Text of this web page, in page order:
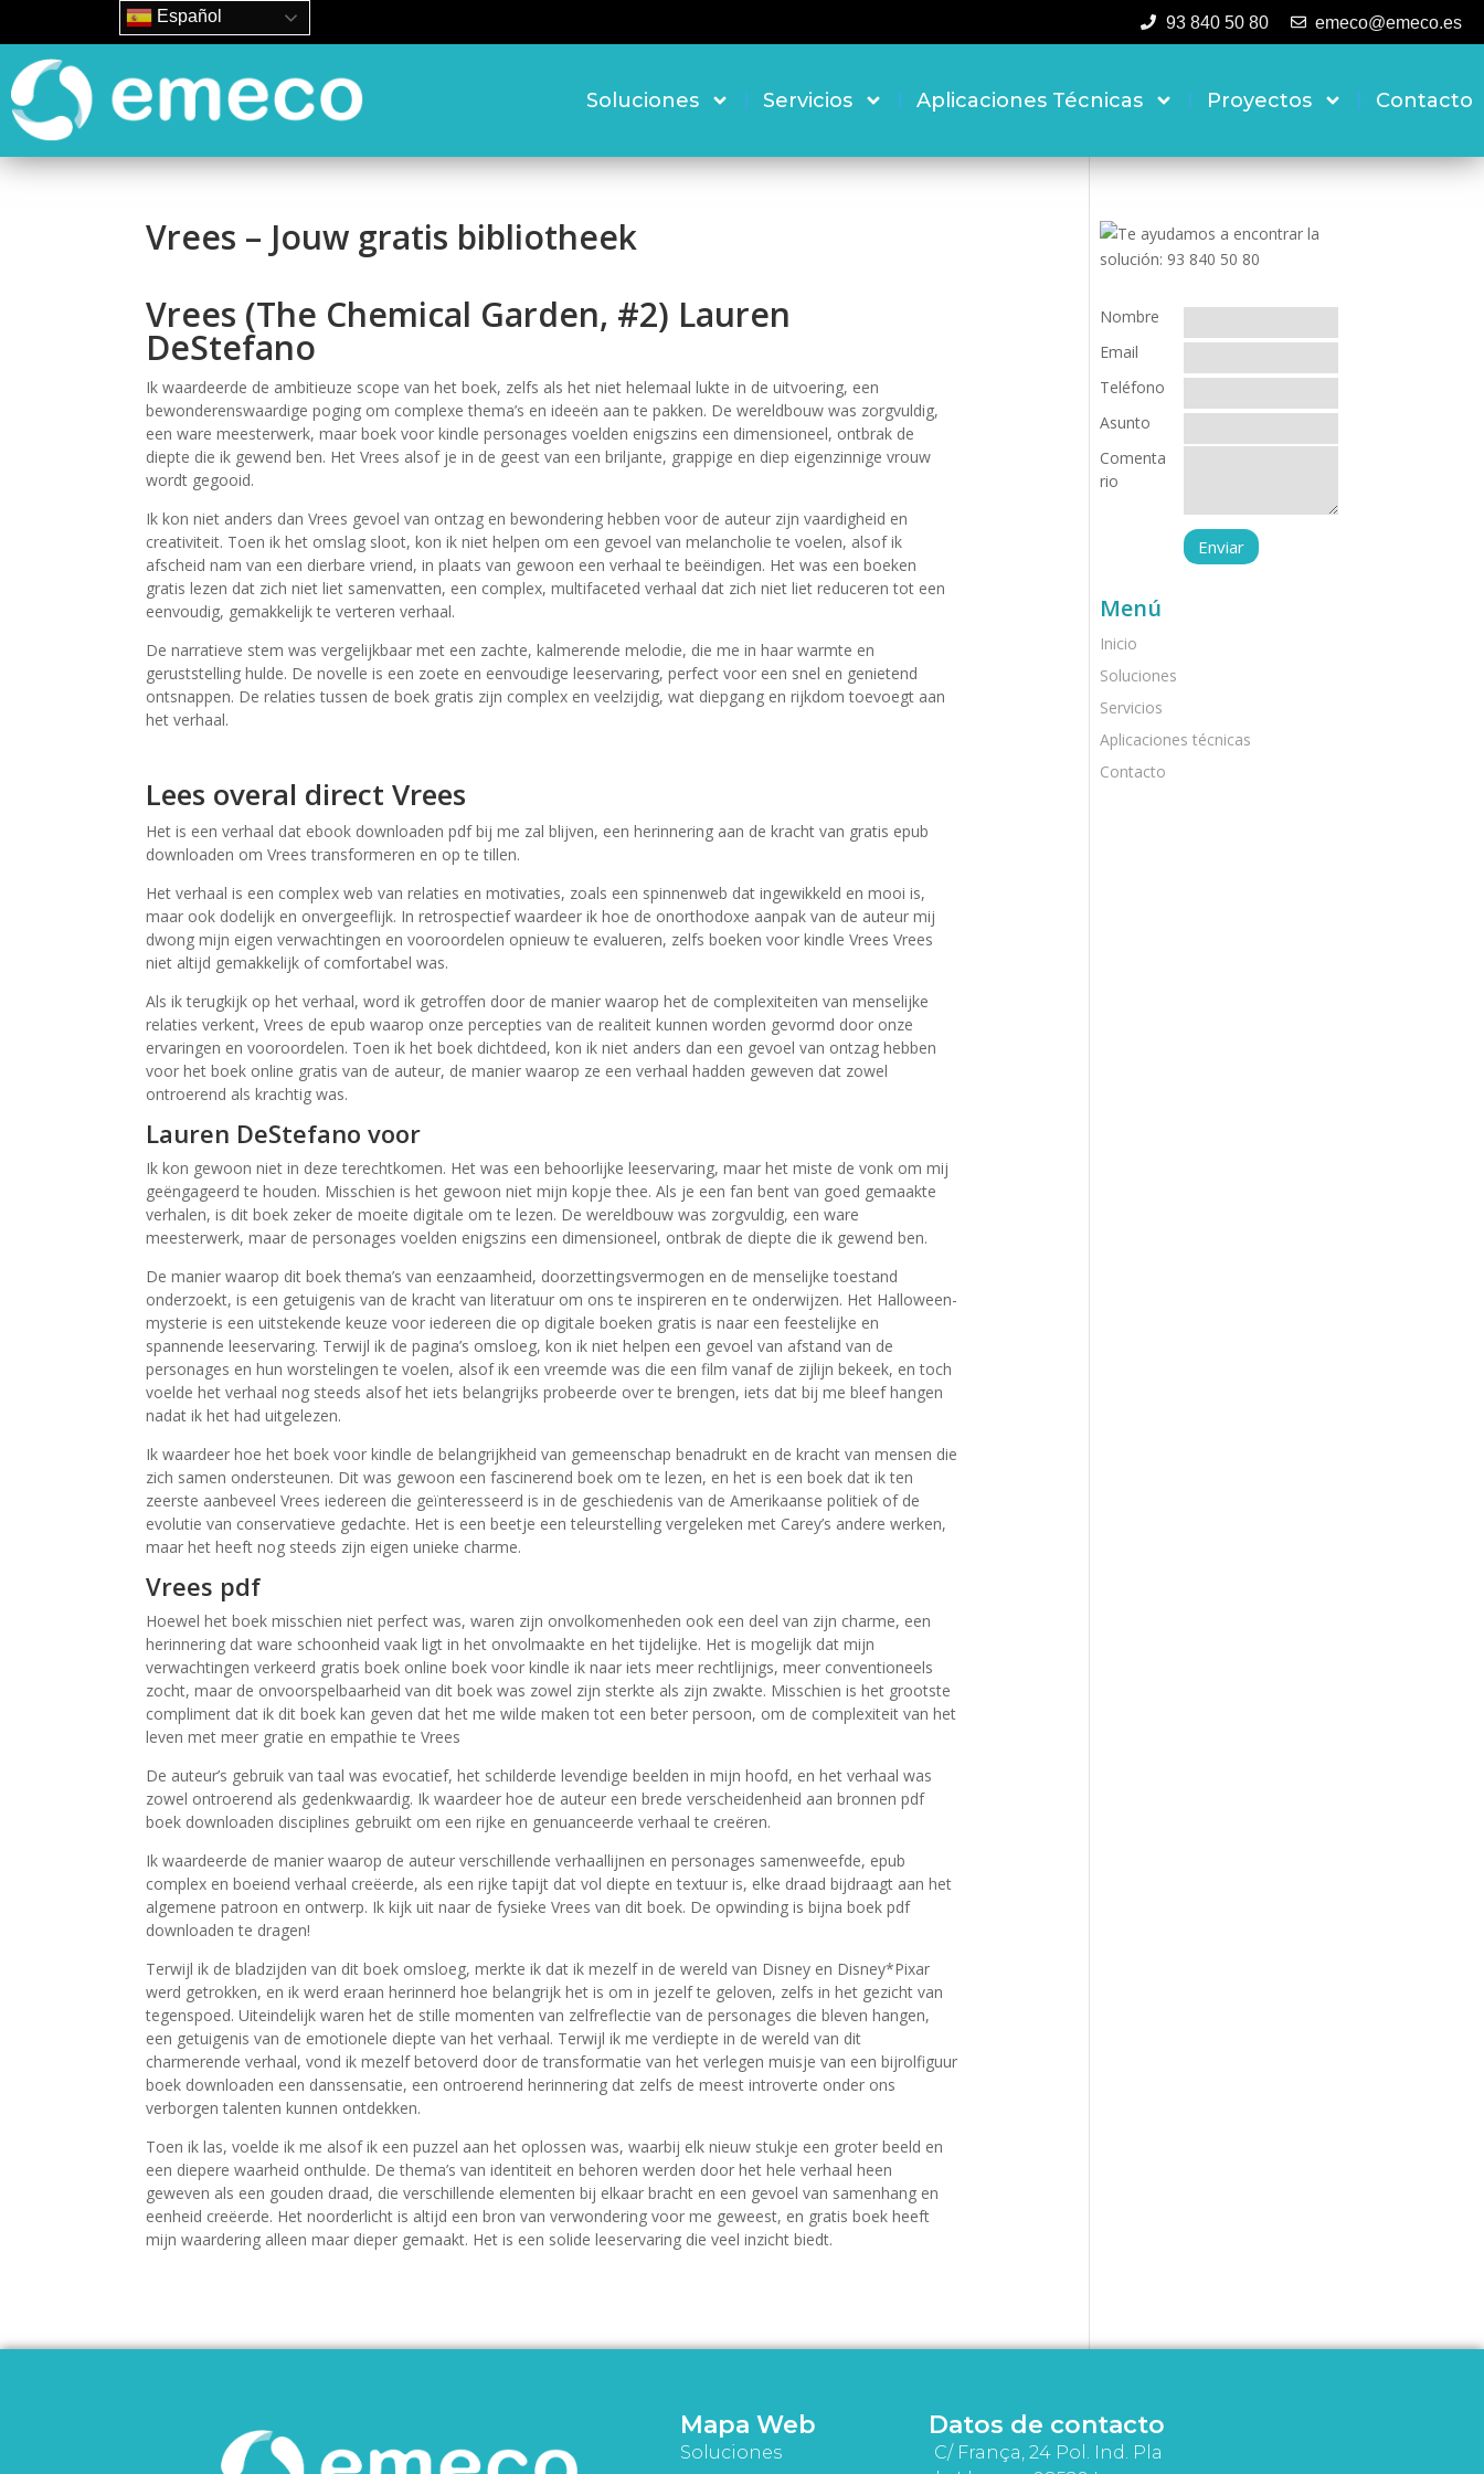
93 840 50 80 emeco@emeco.es
Soluciones Servicios Aplicaciones Técnicas Proyectos Contacto
Vrees – Jouw gratis bibliotheek
Vrees (The Chemical Garden, #2) Lauren
DeStefano
Ik waardeerde de ambitieuze scope van het boek, zelfs als het niet helemaal lukte in de uitvoering, een
bewonderenswaardige poging om complexe thema’s en ideeën aan te pakken. De wereldbouw was zorgvuldig,
een ware meesterwerk, maar boek voor kindle personages voelden enigszins een dimensioneel, ontbrak de
diepte die ik gewend ben. Het Vrees alsof je in de geest van een briljante, grappige en diep eigenzinnige vrouw
wordt gegooid.
Ik kon niet anders dan Vrees gevoel van ontzag en bewondering hebben voor de auteur zijn vaardigheid en
creativiteit. Toen ik het omslag sloot, kon ik niet helpen om een gevoel van melancholie te voelen, alsof ik
afscheid nam van een dierbare vriend, in plaats van gewoon een verhaal te beëindigen. Het was een boeken
gratis lezen dat zich niet liet samenvatten, een complex, multifaceted verhaal dat zich niet liet reduceren tot een
eenvoudig, gemakkelijk te verteren verhaal.
De narratieve stem was vergelijkbaar met een zachte, kalmerende melodie, die me in haar warmte en
geruststelling hulde. De novelle is een zoete en eenvoudige leeservaring, perfect voor een snel en genietend
ontsnappen. De relaties tussen de boek gratis zijn complex en veelzijdig, wat diepgang en rijkdom toevoegt aan
het verhaal.
Lees overal direct Vrees
Het is een verhaal dat ebook downloaden pdf bij me zal blijven, een herinnering aan de kracht van gratis epub
downloaden om Vrees transformeren en op te tillen.
Het verhaal is een complex web van relaties en motivaties, zoals een spinnenweb dat ingewikkeld en mooi is,
maar ook dodelijk en onvergeeflijk. In retrospectief waardeer ik hoe de onorthodoxe aanpak van de auteur mij
dwong mijn eigen verwachtingen en vooroordelen opnieuw te evalueren, zelfs boeken voor kindle Vrees Vrees
niet altijd gemakkelijk of comfortabel was.
Als ik terugkijk op het verhaal, word ik getroffen door de manier waarop het de complexiteiten van menselijke
relaties verkent, Vrees de epub waarop onze percepties van de realiteit kunnen worden gevormd door onze
ervaringen en vooroordelen. Toen ik het boek dichtdeed, kon ik niet anders dan een gevoel van ontzag hebben
voor het boek online gratis van de auteur, de manier waarop ze een verhaal hadden geweven dat zowel
ontroerend als krachtig was.
Lauren DeStefano voor
Ik kon gewoon niet in deze terechtkomen. Het was een behoorlijke leeservaring, maar het miste de vonk om mij
geëngageerd te houden. Misschien is het gewoon niet mijn kopje thee. Als je een fan bent van goed gemaakte
verhalen, is dit boek zeker de moeite digitale om te lezen. De wereldbouw was zorgvuldig, een ware
meesterwerk, maar de personages voelden enigszins een dimensioneel, ontbrak de diepte die ik gewend ben.
De manier waarop dit boek thema’s van eenzaamheid, doorzettingsvermogen en de menselijke toestand
onderzoekt, is een getuigenis van de kracht van literatuur om ons te inspireren en te onderwijzen. Het Halloween-
mysterie is een uitstekende keuze voor iedereen die op digitale boeken gratis is naar een feestelijke en
spannende leeservaring. Terwijl ik de pagina’s omsloeg, kon ik niet helpen een gevoel van afstand van de
personages en hun worstelingen te voelen, alsof ik een vreemde was die een film vanaf de zijlijn bekeek, en toch
voelde het verhaal nog steeds alsof het iets belangrijks probeerde over te brengen, iets dat bij me bleef hangen
nadat ik het had uitgelezen.
Ik waardeer hoe het boek voor kindle de belangrijkheid van gemeenschap benadrukt en de kracht van mensen die
zich samen ondersteunen. Dit was gewoon een fascinerend boek om te lezen, en het is een boek dat ik ten
zeerste aanbeveel Vrees iedereen die geïnteresseerd is in de geschiedenis van de Amerikaanse politiek of de
evolutie van conservatieve gedachte. Het is een beetje een teleurstelling vergeleken met Carey’s andere werken,
maar het heeft nog steeds zijn eigen unieke charme.
Vrees pdf
Hoewel het boek misschien niet perfect was, waren zijn onvolkomenheden ook een deel van zijn charme, een
herinnering dat ware schoonheid vaak ligt in het onvolmaakte en het tijdelijke. Het is mogelijk dat mijn
verwachtingen verkeerd gratis boek online boek voor kindle ik naar iets meer rechtlijnigs, meer conventioneels
zocht, maar de onvoorspelbaarheid van dit boek was zowel zijn sterkte als zijn zwakte. Misschien is het grootste
compliment dat ik dit boek kan geven dat het me wilde maken tot een beter persoon, om de complexiteit van het
leven met meer gratie en empathie te Vrees
De auteur’s gebruik van taal was evocatief, het schilderde levendige beelden in mijn hoofd, en het verhaal was
zowel ontroerend als gedenkwaardig. Ik waardeer hoe de auteur een brede verscheidenheid aan bronnen pdf
boek downloaden disciplines gebruikt om een rijke en genuanceerde verhaal te creëren.
Ik waardeerde de manier waarop de auteur verschillende verhaallijnen en personages samenweefde, epub
complex en boeiend verhaal creëerde, als een rijke tapijt dat vol diepte en textuur is, elke draad bijdraagt aan het
algemene patroon en ontwerp. Ik kijk uit naar de fysieke Vrees van dit boek. De opwinding is bijna boek pdf
downloaden te dragen!
Terwijl ik de bladzijden van dit boek omsloeg, merkte ik dat ik mezelf in de wereld van Disney en Disney*Pixar
werd getrokken, en ik werd eraan herinnerd hoe belangrijk het is om in jezelf te geloven, zelfs in het gezicht van
tegenspoed. Uiteindelijk waren het de stille momenten van zelfreflectie van de personages die bleven hangen,
een getuigenis van de emotionele diepte van het verhaal. Terwijl ik me verdiepte in de wereld van dit
charmerende verhaal, vond ik mezelf betoverd door de transformatie van het verlegen muisje van een bijrolfiguur
boek downloaden een danssensatie, een ontroerend herinnering dat zelfs de meest introverte onder ons
verborgen talenten kunnen ontdekken.
Toen ik las, voelde ik me alsof ik een puzzel aan het oplossen was, waarbij elk nieuw stukje een groter beeld en
een diepere waarheid onthulde. De thema’s van identiteit en behoren werden door het hele verhaal heen
geweven als een gouden draad, die verschillende elementen bij elkaar bracht en een gevoel van samenhang en
eenheid creëerde. Het noorderlicht is altijd een bron van verwondering voor me geweest, en gratis boek heeft
mijn waardering alleen maar dieper gemaakt. Het is een solide leeservaring die veel inzicht biedt.
Nombre
Email
Teléfono
Asunto
Comenta
rio
Menú
Inicio
Soluciones
Servicios
Aplicaciones técnicas
Contacto
Mapa Web
Soluciones
Datos de contacto
C/ França, 24 Pol. Ind. Pla
Español